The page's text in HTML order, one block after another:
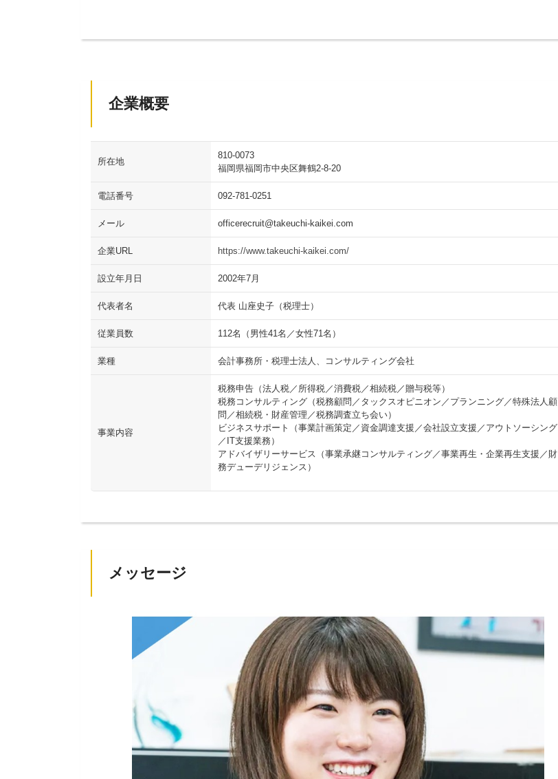
企業概要
所在地
810-0073
福岡県福岡市中央区舞鶴2-8-20
電話番号 092-781-0251
メール officerecruit@takeuchi-kaikei.com
企業URL https://www.takeuchi-kaikei.com/
設立年月日 2002年7月
代表者名 代表 山座史子（税理士）
従業員数 112名（男性41名／女性71名）
業種 会計事務所・税理士法人、コンサルティング会社
事業内容
税務申告（法人税／所得税／消費税／相続税／贈与税等）
税務コンサルティング（税務顧問／タックスオピニオン／プランニング／特殊法人顧
問／相続税・財産管理／税務調査立ち会い）
ビジネスサポート（事業計画策定／資金調達支援／会社設立支援／アウトソーシング
／IT支援業務）
アドバイザリーサービス（事業承継コンサルティング／事業再生・企業再生支援／財
務デューデリジェンス）
メッセージ